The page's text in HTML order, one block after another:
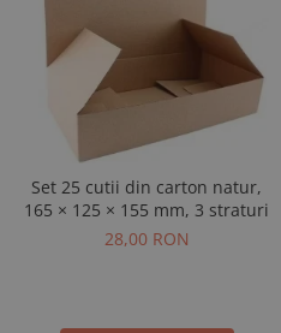
Set 25 cutii din carton natur,
165 × 125 × 155 mm, 3 straturi
28,00 RON